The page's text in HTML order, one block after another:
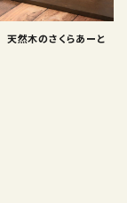
天然木のさくらあーと